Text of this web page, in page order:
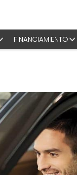
FINANCIAMIENTO